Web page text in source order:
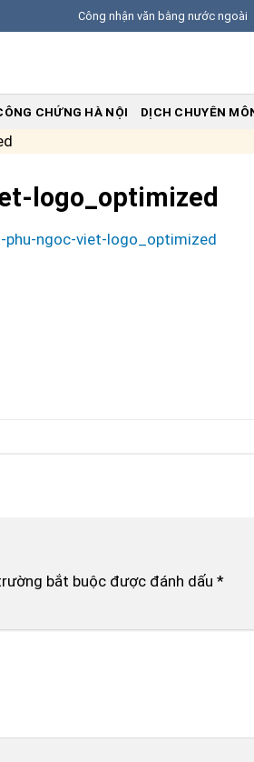
Công nhận văn bằng nước ngoài
CHỨNG HÀ NỘI DỊCH CHUYÊN
logo_optimized
ngoc-viet-logo_optimized
bắt buộc được đánh dấu *